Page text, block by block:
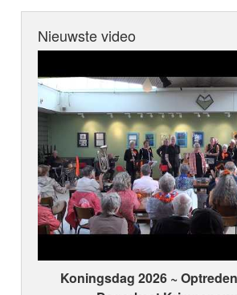
Nieuwste video
Koningsdag 2026 ~